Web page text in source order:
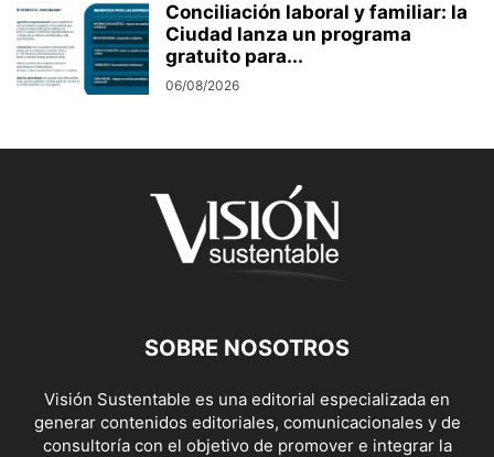
Conciliación laboral y familiar: la
Ciudad lanza un programa
gratuito para...
06/08/2026
SOBRE NOSOTROS
Visión Sustentable es una editorial especializada en
generar contenidos editoriales, comunicacionales y de
consultoría con el objetivo de promover e integrar la